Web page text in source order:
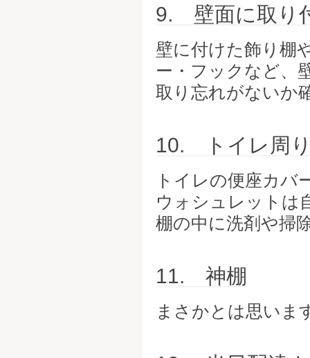
9. 壁面に取り
壁に付けた飾り棚
ー・フックなど、
取り忘れがないか
10. トイレ周
トイレの便座カバ
ウォシュレットは
棚の中に洗剤や掃
11. 神棚
まさかとは思いま